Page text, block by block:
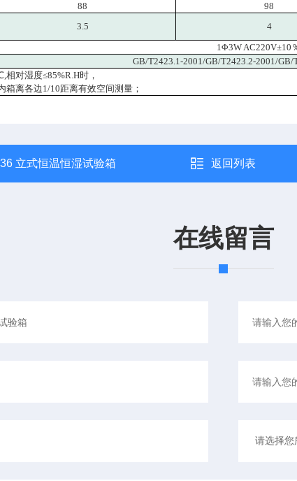
88 98
3.5 4
1Φ3W AC220V±10
GB/T2423.1-2001/GB/T2423.2-2001/
对湿度≤85%R.H时，
箱离各边1/10距离有效空间测量；
立式恒温恒湿试验箱 返回列表
在线留言